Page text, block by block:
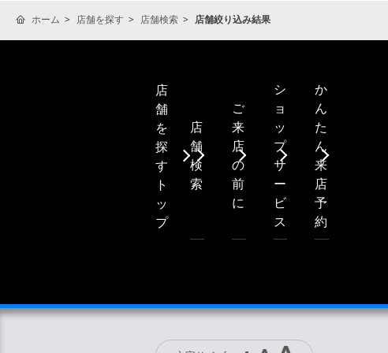
ホーム 店舗を探す 店舗検索 店舗絞り込み結果
店
舗
を
探
す
ト
ッ
プ
店
舗
検
索
ご
来
店
の
前
に
シ
ョ
ッ
プ
サ
ー
ビ
ス
か
ん
た
ん
来
店
予
約